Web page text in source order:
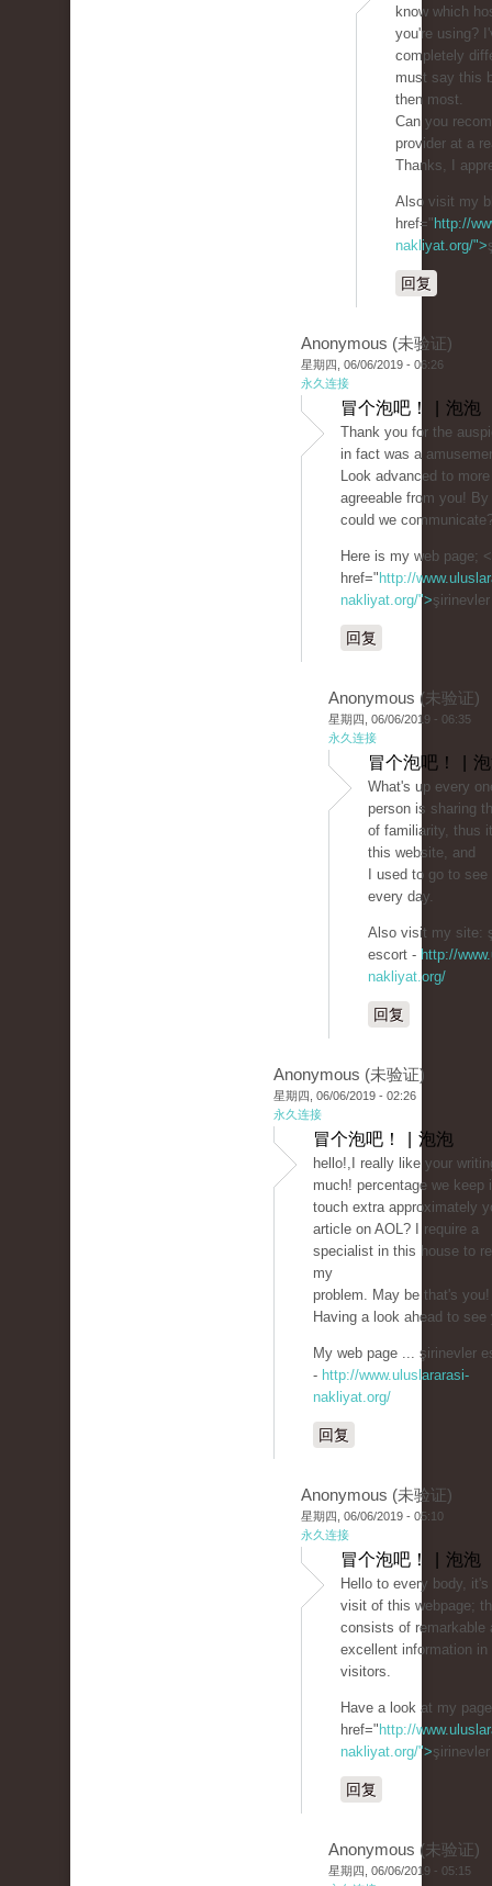
know which
you're using?
completely
must say this
then most.
Can you
provider at a
Thanks, I
Also visit my
href=" http://
nakliyat.org/">
回复
Anonymous (未验证)
星期四, 06/06/2019 - 06:26
永久连接
冒个泡吧！ | 泡泡
Thank you for the
in fact was a
Look advanced to
agreeable from you!
could we
Here is my web page;
href=" http://
nakliyat.org/">
回复
Anonymous (未验证)
星期四, 06/06/2019 - 06:35
永久连接
冒个泡吧！ |
What's up every
person is sharing
of familiarity, thus
this website, and
I used to go to
every day.
Also visit my site:
escort - http://
nakliyat.org/
回复
Anonymous (未验证)
星期四, 06/06/2019 - 02:26
永久连接
冒个泡吧！ | 泡泡
hello!,I really like your
much! percentage we keep
touch extra approximately
article on AOL? I require a
specialist in this house to
my
problem. May be that's you!
Having a look ahead to see
My web page ... şirinevler
- http://www.uluslararasi-
nakliyat.org/
回复
Anonymous (未验证)
星期四, 06/06/2019 - 05:10
永久连接
冒个泡吧！ | 泡泡
Hello to every body,
visit of this webpage;
consists of remarkable
excellent information in
visitors.
Have a look at my
href=" http://
nakliyat.org/">
回复
Anonymous (未验证)
星期四, 06/06/2019 - 05:15